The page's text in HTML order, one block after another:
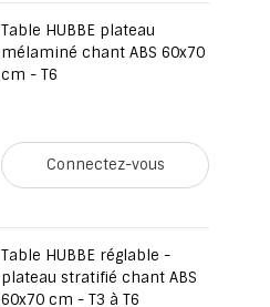
Table HUBBE plateau
mélaminé chant ABS 60x70
cm - T6
Connectez-vous
Table HUBBE réglable -
plateau stratifié chant ABS
60x70 cm - T3 à T6